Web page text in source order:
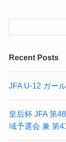
Recent Posts
JFA U-12 ガー
皇后杯 JFA 第
域予選会 兼 第